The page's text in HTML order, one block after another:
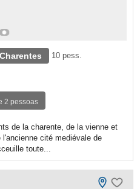
10 pess.
2 pessoas
de la charente, de la vienne et
cité mediévale de
toute...